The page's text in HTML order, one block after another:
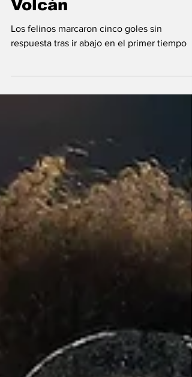
Tigres golea a Santos
tras remontar en el
Los felinos marcaron cinco goles sin